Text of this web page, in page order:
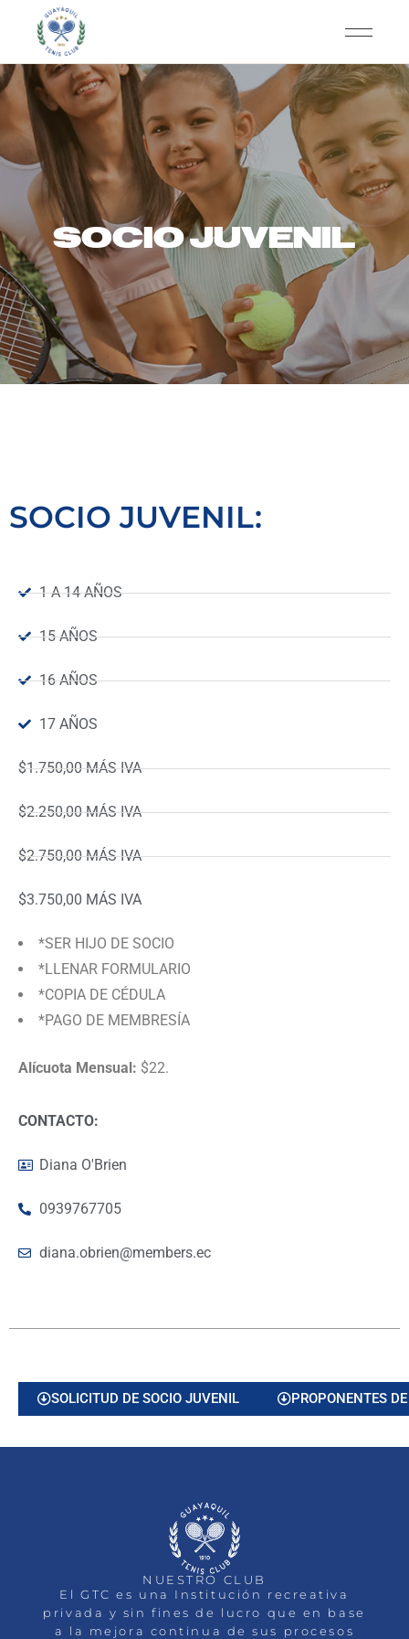
SOCIO JUVENIL
SOCIO JUVENIL:
1 A 14 AÑOS
15 AÑOS
16 AÑOS
17 AÑOS
$1.750,00 MÁS IVA
$2.250,00 MÁS IVA
$2.750,00 MÁS IVA
$3.750,00 MÁS IVA
*SER HIJO DE SOCIO
*LLENAR FORMULARIO
*COPIA DE CÉDULA
*PAGO DE MEMBRESÍA
Alícuota Mensual: $22.
CONTACTO:
Diana O'Brien
0939767705
diana.obrien@members.ec
SOLICITUD DE SOCIO JUVENIL PROPONENTES
NUESTRO CLUB
El GTC es una Institución recreativa
privada y sin fines de lucro que en base
a la mejora continua de sus procesos